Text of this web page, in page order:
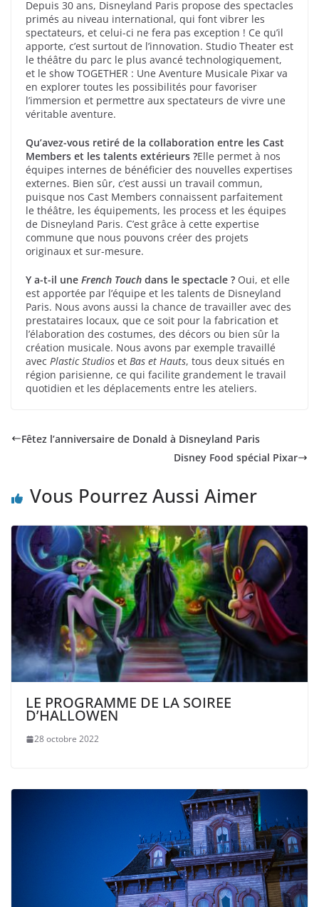
Depuis 30 ans, Disneyland Paris propose des spectacles
primés au niveau international, qui font vibrer les
spectateurs, et celui-ci ne fera pas exception ! Ce qu’il
apporte, c’est surtout de l’innovation. Studio Theater est
le théâtre du parc le plus avancé technologiquement,
et le show TOGETHER : Une Aventure Musicale Pixar va
en explorer toutes les possibilités pour favoriser
l’immersion et permettre aux spectateurs de vivre une
véritable aventure.
Qu’avez-vous retiré de la collaboration entre les Cast
Members et les talents extérieurs ?Elle permet à nos
équipes internes de bénéficier des nouvelles expertises
externes. Bien sûr, c’est aussi un travail commun,
puisque nos Cast Members connaissent parfaitement
le théâtre, les équipements, les process et les équipes
de Disneyland Paris. C’est grâce à cette expertise
commune que nous pouvons créer des projets
originaux et sur-mesure.
Y a-t-il une French Touch dans le spectacle ? Oui, et elle
est apportée par l’équipe et les talents de Disneyland
Paris. Nous avons aussi la chance de travailler avec des
prestataires locaux, que ce soit pour la fabrication et
l’élaboration des costumes, des décors ou bien sûr la
création musicale. Nous avons par exemple travaillé
avec Plastic Studios et Bas et Hauts, tous deux situés en
région parisienne, ce qui facilite grandement le travail
quotidien et les déplacements entre les ateliers.
Fêtez l’anniversaire de Donald à Disneyland Paris
Disney Food spécial Pixar
Vous Pourrez Aussi Aimer
LE PROGRAMME DE LA SOIREE
D’HALLOWEN
28 octobre 2022